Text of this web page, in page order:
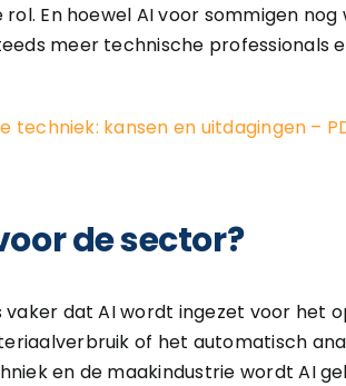
En hoewel AI voor sommigen nog
meer technische professionals
techniek: kansen en uitdagingen –
de sector?
vaker dat AI wordt ingezet voor het
of het automatisch
en de maakindustrie wordt AI